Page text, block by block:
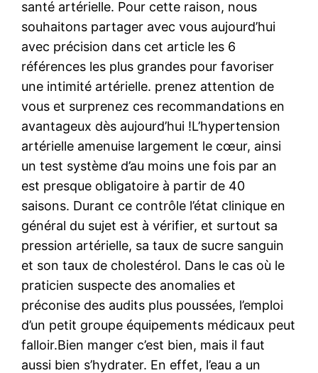
santé artérielle. Pour cette raison, nous
souhaitons partager avec vous aujourd’hui
avec précision dans cet article les 6
références les plus grandes pour favoriser
une intimité artérielle. prenez attention de
vous et surprenez ces recommandations en
avantageux dès aujourd’hui !L’hypertension
artérielle amenuise largement le cœur, ainsi
un test système d’au moins une fois par an
est presque obligatoire à partir de 40
saisons. Durant ce contrôle l’état clinique en
général du sujet est à vérifier, et surtout sa
pression artérielle, sa taux de sucre sanguin
et son taux de cholestérol. Dans le cas où le
praticien suspecte des anomalies et
préconise des audits plus poussées, l’emploi
d’un petit groupe équipements médicaux peut
falloir.Bien manger c’est bien, mais il faut
aussi bien s’hydrater. En effet, l’eau a un